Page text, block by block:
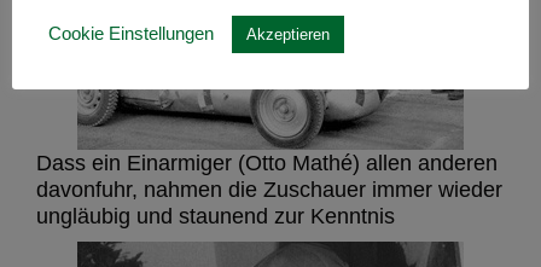
Dass ein Einarmiger (Otto Mathé) allen anderen
davonfuhr, nahmen die Zuschauer immer wieder
ungläubig und staunend zur Kenntnis
Cookie Einstellungen Akzeptieren